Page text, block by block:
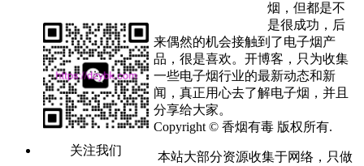
关注我们
烟，但都是不
是很成功，后
来偶然的机会接触到了电子烟产
品，很是喜欢。开博客，只为收集
一些电子烟行业的最新动态和新
闻，真正用心去了解电子烟，并且
分享给大家。
Copyright © 香烟有毒 版权所有.
本站大部分资源收集于网络，只做